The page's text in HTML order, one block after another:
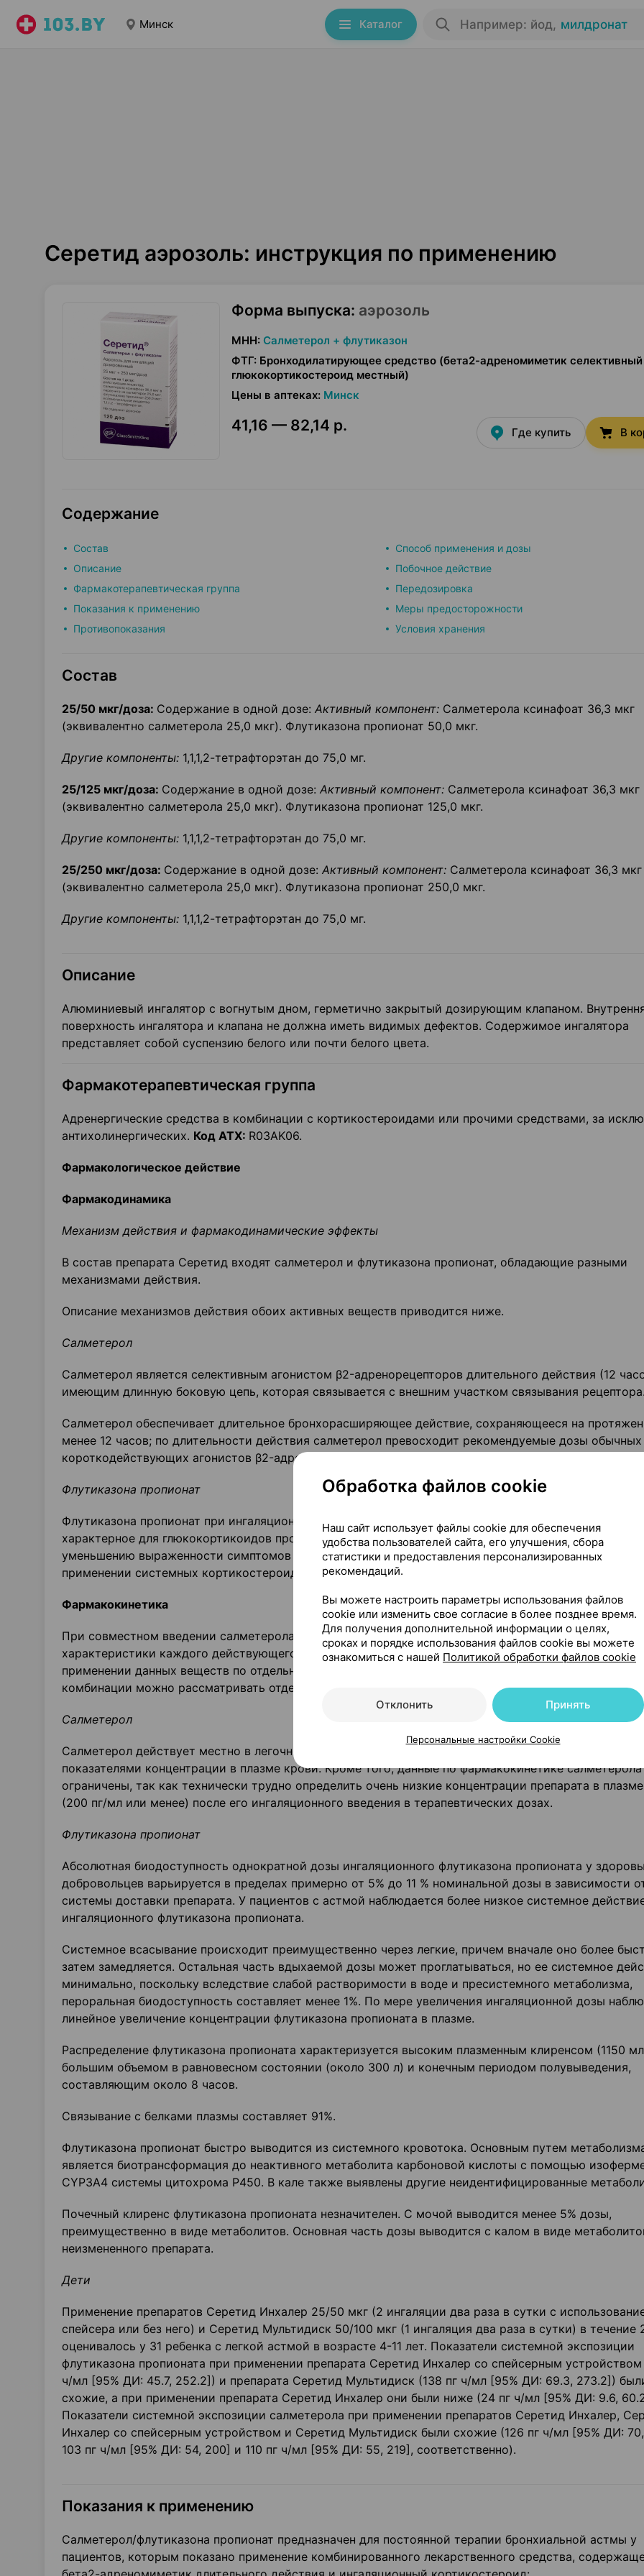
Минск Каталог Например: йод, милдронат
Серетид аэрозоль: инструкция по применению
Форма выпуска: аэрозоль
МНН: Салметерол + флутиказон
ФТГ: Бронходилатирующее средство (бета2-адреномиметик селективный
глюкокортикостероид местный)
Цены в аптеках: Минск
41,16 — 82,14 р. Где купить В
Содержание
Состав
Описание
Фармакотерапевтическая группа
Показания к применению
Противопоказания
Способ применения и дозы
Побочное действие
Передозировка
Меры предосторожности
Условия хранения
Состав
25/50 мкг/доза: Содержание в одной дозе: Активный компонент: Салметерола ксинафоат 36,3 мкг
(эквивалентно салметерола 25,0 мкг). Флутиказона пропионат 50,0 мкг.
Другие компоненты: 1,1,1,2-тетрафторэтан до 75,0 мг.
25/125 мкг/доза: Содержание в одной дозе: Активный компонент: Салметерола ксинафоат 36,3 мкг
(эквивалентно салметерола 25,0 мкг). Флутиказона пропионат 125,0 мкг.
Другие компоненты: 1,1,1,2-тетрафторэтан до 75,0 мг.
25/250 мкг/доза: Содержание в одной дозе: Активный компонент: Салметерола ксинафоат 36,3 мкг
(эквивалентно салметерола 25,0 мкг). Флутиказона пропионат 250,0 мкг.
Другие компоненты: 1,1,1,2-тетрафторэтан до 75,0 мг.
Описание
Алюминиевый ингалятор с вогнутым дном, герметично закрытый дозирующим клапаном.
поверхность ингалятора и клапана не должна иметь видимых дефектов. Содержимое ингалятора
представляет собой суспензию белого или почти белого цвета.
Фармакотерапевтическая группа
Адренергические средства в комбинации с кортикостероидами или прочими средствами, за
антихолинергических. Код ATX: R03AK06.
Фармакологическое действие
Фармакодинамика
Механизм действия и фармакодинамические эффекты
В состав препарата Серетид входят салметерол и флутиказона пропионат, обладающие разными
механизмами действия.
Описание механизмов действия обоих активных веществ приводится ниже.
Салметерол
Салметерол является селективным агонистом β2-адренорецепторов длительного действия (12
имеющим длинную боковую цепь, которая связывается с внешним участком связывания рецептора.
Салметерол обеспечивает длительное бронхорасширяющее действие, сохраняющееся на
менее 12 часов; по длительности действия салметерол превосходит рекомендуемые дозы обычных
короткодействующих агонистов β2-адренорецепторов.
Флутиказона пропионат
Флутиказона пропионат при ингаляционном введении в рекомендуемых дозах оказывает
характерное для глюкокортикоидов противовоспалительное действие в легких, что приводит к
уменьшению выраженности симптомов и снижению частоты обострений астмы при меньшем, чем
применении системных кортикостероидов, количестве неблагоприятных эффектов.
Фармакокинетика
При совместном введении салметерола и флутиказона пропионата путем ингаляции
характеристики каждого действующего вещества были схожи с характеристиками,
применении данных веществ по отдельности. Поэтому в фармакокинетическом плане каждый
комбинации можно рассматривать отдельно.
Салметерол
Салметерол действует местно в легочной ткани, поэтому его терапевтический эффект не
показателями концентрации в плазме крови. Кроме того, данные по фармакокинетике салметерола
ограничены, так как технически трудно определить очень низкие концентрации препарата в
(200 пг/мл или менее) после его ингаляционного введения в терапевтических дозах.
Флутиказона пропионат
Абсолютная биодоступность однократной дозы ингаляционного флутиказона пропионата у
добровольцев варьируется в пределах примерно от 5% до 11 % номинальной дозы в зависимости
системы доставки препарата. У пациентов с астмой наблюдается более низкое системное
ингаляционного флутиказона пропионата.
Системное всасывание происходит преимущественно через легкие, причем вначале оно более
затем замедляется. Остальная часть вдыхаемой дозы может проглатываться, но ее системное
минимально, поскольку вследствие слабой растворимости в воде и пресистемного метаболизма,
пероральная биодоступность составляет менее 1%. По мере увеличения ингаляционной дозы
линейное увеличение концентрации флутиказона пропионата в плазме.
Распределение флутиказона пропионата характеризуется высоким плазменным клиренсом (1150
большим объемом в равновесном состоянии (около 300 л) и конечным периодом полувыведения,
составляющим около 8 часов.
Связывание с белками плазмы составляет 91%.
Флутиказона пропионат быстро выводится из системного кровотока. Основным путем
является биотрансформация до неактивного метаболита карбоновой кислоты с помощью
CYP3A4 системы цитохрома Р450. В кале также выявлены другие неидентифицированные
Почечный клиренс флутиказона пропионата незначителен. С мочой выводится менее 5% дозы,
преимущественно в виде метаболитов. Основная часть дозы выводится с калом в виде
неизмененного препарата.
Дети
Применение препаратов Серетид Инхалер 25/50 мкг (2 ингаляции два раза в сутки с
спейсера или без него) и Серетид Мультидиск 50/100 мкг (1 ингаляция два раза в сутки) в течение
оценивалось у 31 ребенка с легкой астмой в возрасте 4-11 лет. Показатели системной экспозиции
флутиказона пропионата при применении препарата Серетид Инхалер со спейсерным устройством
ч/мл [95% ДИ: 45.7, 252.2]) и препарата Серетид Мультидиск (138 пг ч/мл [95% ДИ: 69.3, 273.2])
схожие, а при применении препарата Серетид Инхалер они были ниже (24 пг ч/мл [95% ДИ: 9.6,
Показатели системной экспозиции салметерола при применении препаратов Серетид Инхалер,
Инхалер со спейсерным устройством и Серетид Мультидиск были схожие (126 пг ч/мл [95% ДИ:
103 пг ч/мл [95% ДИ: 54, 200] и 110 пг ч/мл [95% ДИ: 55, 219], соответственно).
Показания к применению
Салметерол/флутиказона пропионат предназначен для постоянной терапии бронхиальной астмы у
пациентов, которым показано применение комбинированного лекарственного средства,
Обработка файлов cookie
Наш сайт использует файлы cookie для обеспечения
удобства пользователей сайта, его улучшения, сбора
статистики и предоставления персонализированных
рекомендаций.
Вы можете настроить параметры использования файлов
cookie или изменить свое согласие в более позднее время.
Для получения дополнительной информации о целях,
сроках и порядке использования файлов cookie вы можете
ознакомиться с нашей Политикой обработки файлов cookie
Отклонить Принять
Персональные настройки Cookie